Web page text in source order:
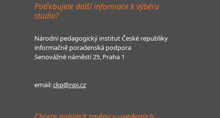
Potřebujete další informace k výběru
studia?
Národní pedagogický institut České republiky
informačně poradenská podpora
Senovážné náměstí 25, Praha 1
email:ckp@npi.cz